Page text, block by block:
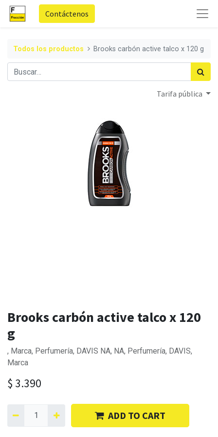
Contáctenos
Todos los productos Brooks carbón active talco x 120 g
Tarifa pública
Brooks carbón active talco x 120
g
, Marca, Perfumería, DAVIS NA, NA, Perfumería, DAVIS,
Marca
$ 3.390
ADD TO CART